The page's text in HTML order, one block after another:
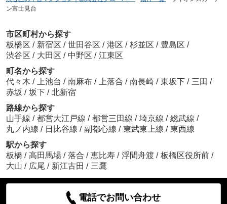
ン富士見台
市区町村から探す
板橋区 / 新宿区 / 世田谷区 / 港区 / 杉並区 / 豊島区 /
渋谷区 / 大田区 / 中野区 / 江東区
町名から探す
代々木 / 上池台 / 南麻布 / 上落合 / 南長崎 / 東坂下 / 三田 /
赤坂 / 坂下 / 北新宿
路線から探す
山手線 / 都営大江戸線 / 都営三田線 / 埼京線 / 総武線 /
丸ノ内線 / 日比谷線 / 副都心線 / 東武東上線 / 東西線
駅から探す
板橋 / 高田馬場 / 落合 / 恵比寿 / 浮間舟渡 / 板橋区役所前 /
大山 / 広尾 / 新江古田 / 三鷹
電話でお問い合わせ